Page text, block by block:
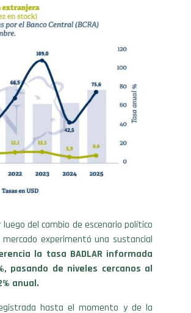
del cambio de escenario político
experimentó una sustancial
la tasa BADLAR informada
pasando de niveles cercanos al
anual.
hasta el momento y de la